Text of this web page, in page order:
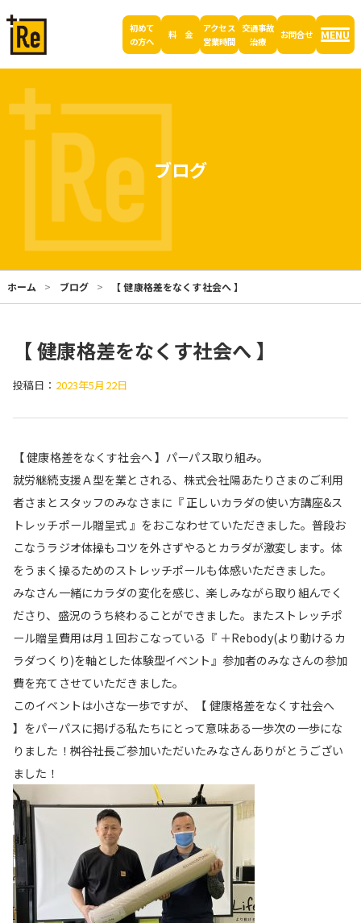
初めて
の方へ
料 金
アクセス
営業時間
交通事故
治療
お問合せ MENU
ブログ
ホーム ブログ 【 健康格差をなくす社会へ 】
【 健康格差をなくす社会へ 】
投稿日： 2023年5月22日
【 健康格差をなくす社会へ 】パーパス取り組み。
就労継続支援Ａ型を業とされる、株式会社陽あたりさまのご利用
者さまとスタッフのみなさまに『 正しいカラダの使い方講座&ス
トレッチポール贈呈式 』をおこなわせていただきました。普段お
こなうラジオ体操もコツを外さずやるとカラダが激変します。体
をうまく操るためのストレッチポールも体感いただきました。
みなさん一緒にカラダの変化を感じ、楽しみながら取り組んでく
ださり、盛況のうち終わることができました。またストレッチポ
ール贈呈費用は月１回おこなっている『 ＋Rebody(より動けるカ
ラダつくり)を軸とした体験型イベント』参加者のみなさんの参加
費を充てさせていただきました。
このイベントは小さな一歩ですが、【 健康格差をなくす社会へ
】をパーパスに掲げる私たちにとって意味ある一歩次の一歩にな
りました！桝谷社長ご参加いただいたみなさんありがとうござい
ました！